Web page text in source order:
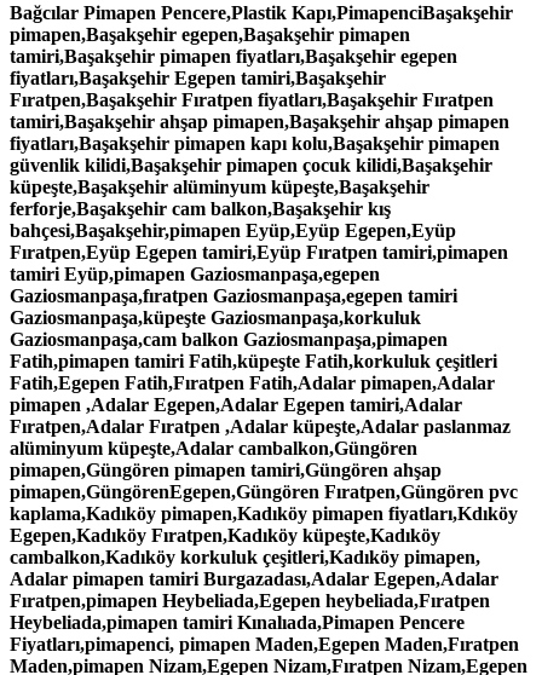
Bağcılar Pimapen Pencere,Plastik Kapı,PimapenciBaşakşehir
pimapen,Başakşehir egepen,Başakşehir pimapen
tamiri,Başakşehir pimapen fiyatları,Başakşehir egepen
fiyatları,Başakşehir Egepen tamiri,Başakşehir
Fıratpen,Başakşehir Fıratpen fiyatları,Başakşehir Fıratpen
tamiri,Başakşehir ahşap pimapen,Başakşehir ahşap pimapen
fiyatları,Başakşehir pimapen kapı kolu,Başakşehir pimapen
güvenlik kilidi,Başakşehir pimapen çocuk kilidi,Başakşehir
küpeşte,Başakşehir alüminyum küpeşte,Başakşehir
ferforje,Başakşehir cam balkon,Başakşehir kış
bahçesi,Başakşehir,pimapen Eyüp,Eyüp Egepen,Eyüp
Fıratpen,Eyüp Egepen tamiri,Eyüp Fıratpen tamiri,pimapen
tamiri Eyüp,pimapen Gaziosmanpaşa,egepen
Gaziosmanpaşa,fıratpen Gaziosmanpaşa,egepen tamiri
Gaziosmanpaşa,küpeşte Gaziosmanpaşa,korkuluk
Gaziosmanpaşa,cam balkon Gaziosmanpaşa,pimapen
Fatih,pimapen tamiri Fatih,küpeşte Fatih,korkuluk çeşitleri
Fatih,Egepen Fatih,Fıratpen Fatih,Adalar pimapen,Adalar
pimapen ,Adalar Egepen,Adalar Egepen tamiri,Adalar
Fıratpen,Adalar Fıratpen ,Adalar küpeşte,Adalar paslanmaz
alüminyum küpeşte,Adalar cambalkon,Güngören
pimapen,Güngören pimapen tamiri,Güngören ahşap
pimapen,GüngörenEgepen,Güngören Fıratpen,Güngören pvc
kaplama,Kadıköy pimapen,Kadıköy pimapen fiyatları,Kdıköy
Egepen,Kadıköy Fıratpen,Kadıköy küpeşte,Kadıköy
cambalkon,Kadıköy korkuluk çeşitleri,Kadıköy pimapen,
Adalar pimapen tamiri Burgazadası,Adalar Egepen,Adalar
Fıratpen,pimapen Heybeliada,Egepen heybeliada,Fıratpen
Heybeliada,pimapen tamiri Kınalıada,Pimapen Pencere
Fiyatları,pimapenci, pimapen Maden,Egepen Maden,Fıratpen
Maden,pimapen Nizam,Egepen Nizam,Fıratpen Nizam,Egepen